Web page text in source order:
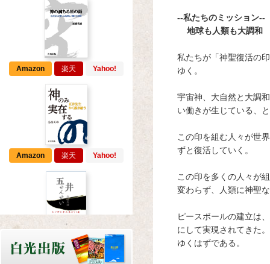
--私たちのミッション--
地球も人類も大調和
私たちが「神聖復活の
ゆく。
宇宙神、大自然と大調
い働きが生じている、
この印を組む人々が世
ずと復活していく。
この印を多くの人々が
変わらず、人類に神聖
ピースボールの建立は
にして実現されてきた
ゆくはずである。
Amazon 楽天 Yahoo!
Amazon 楽天 Yahoo!
Amazon 楽天 Yahoo!